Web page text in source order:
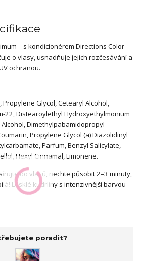
– s kondicionérem Directions Color
o vlasy, usnadňuje jejich rozčesávání a
ochranou.
Propylene Glycol, Cetearyl Alcohol,
22, Distearoylethyl Hydroxyethylmonium
Dimethylpabamidopropyl
Propylene Glycol (a) Diazolidinyl
Parfum, Benzyl Salicylate,
Hexyl Cinnamal, Limonene.
do vlasů, nechte působit 2–3 minuty,
Lesklé kudrliny s intenzivnější barvou
poradit?